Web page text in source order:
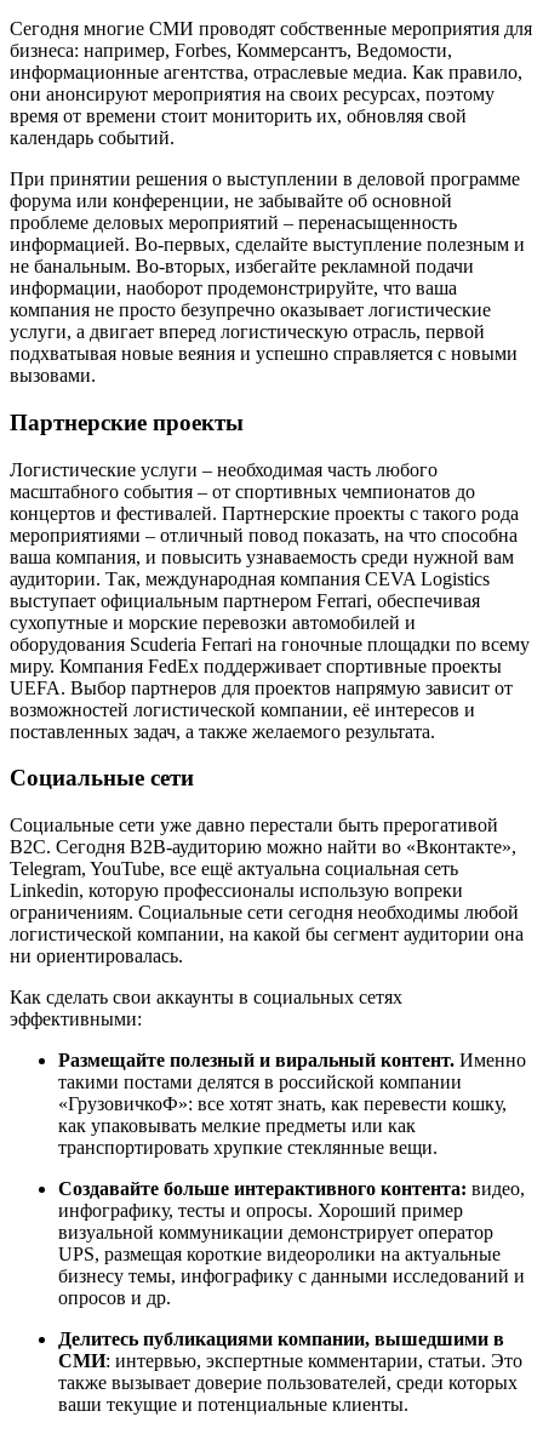
Сегодня многие СМИ проводят собственные мероприятия для
бизнеса: например, Forbes, Коммерсантъ, Ведомости,
информационные агентства, отраслевые медиа. Как правило,
они анонсируют мероприятия на своих ресурсах, поэтому
время от времени стоит мониторить их, обновляя свой
календарь событий.
При принятии решения о выступлении в деловой программе
форума или конференции, не забывайте об основной
проблеме деловых мероприятий – перенасыщенность
информацией. Во-первых, сделайте выступление полезным и
не банальным. Во-вторых, избегайте рекламной подачи
информации, наоборот продемонстрируйте, что ваша
компания не просто безупречно оказывает логистические
услуги, а двигает вперед логистическую отрасль, первой
подхватывая новые веяния и успешно справляется с новыми
вызовами.
Партнерские проекты
Логистические услуги – необходимая часть любого
масштабного события – от спортивных чемпионатов до
концертов и фестивалей. Партнерские проекты с такого рода
мероприятиями – отличный повод показать, на что способна
ваша компания, и повысить узнаваемость среди нужной вам
аудитории. Так, международная компания CEVA Logistics
выступает официальным партнером Ferrari, обеспечивая
сухопутные и морские перевозки автомобилей и
оборудования Scuderia Ferrari на гоночные площадки по всему
миру. Компания FedEx поддерживает спортивные проекты
UEFA. Выбор партнеров для проектов напрямую зависит от
возможностей логистической компании, её интересов и
поставленных задач, а также желаемого результата.
Социальные сети
Социальные сети уже давно перестали быть прерогативой
B2C. Сегодня B2B-аудиторию можно найти во «Вконтакте»,
Telegram, YouTube, все ещё актуальна социальная сеть
Linkedin, которую профессионалы использую вопреки
ограничениям. Социальные сети сегодня необходимы любой
логистической компании, на какой бы сегмент аудитории она
ни ориентировалась.
Как сделать свои аккаунты в социальных сетях
эффективными:
Размещайте полезный и виральный контент. Именно
такими постами делятся в российской компании
«ГрузовичкоФ»: все хотят знать, как перевести кошку,
как упаковывать мелкие предметы или как
транспортировать хрупкие стеклянные вещи.
Создавайте больше интерактивного контента: видео,
инфографику, тесты и опросы. Хороший пример
визуальной коммуникации демонстрирует оператор
UPS, размещая короткие видеоролики на актуальные
бизнесу темы, инфографику с данными исследований и
опросов и др.
Делитесь публикациями компании, вышедшими в
СМИ: интервью, экспертные комментарии, статьи. Это
также вызывает доверие пользователей, среди которых
ваши текущие и потенциальные клиенты.